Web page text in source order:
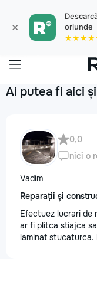
×
oriunde
Ai putea fi aici
0,0
nici o
Vadim
Reparații și
Efectuez lucrari de
ar fi plitca stiajca
laminat stucaturca.